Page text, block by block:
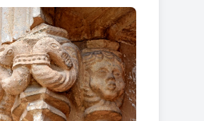
planta quadrada i coberta
nova església del nucli